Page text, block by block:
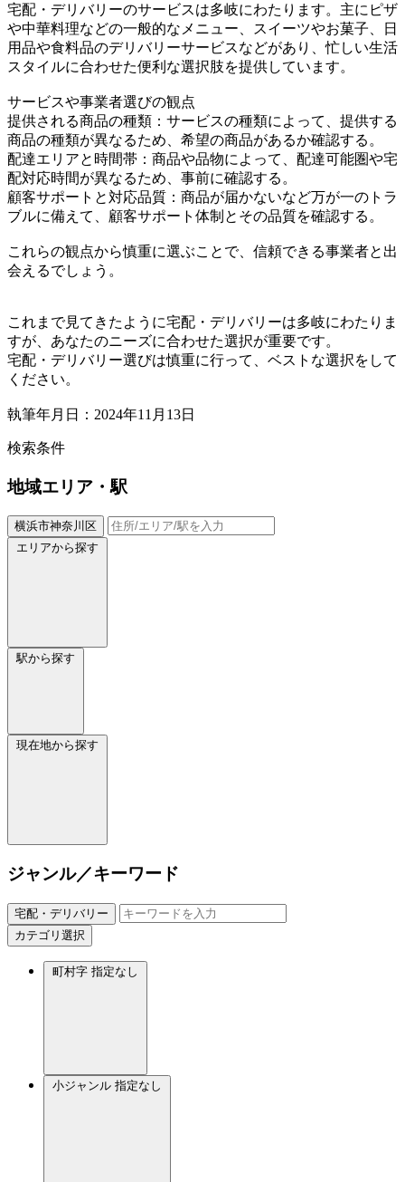
宅配・デリバリーのサービスは多岐にわたります。主にピザ
や中華料理などの一般的なメニュー、スイーツやお菓子、日
用品や食料品のデリバリーサービスなどがあり、忙しい生活
スタイルに合わせた便利な選択肢を提供しています。
サービスや事業者選びの観点
提供される商品の種類：サービスの種類によって、提供する
商品の種類が異なるため、希望の商品があるか確認する。
配達エリアと時間帯：商品や品物によって、配達可能圏や宅
配対応時間が異なるため、事前に確認する。
顧客サポートと対応品質：商品が届かないなど万が一のトラ
ブルに備えて、顧客サポート体制とその品質を確認する。
これらの観点から慎重に選ぶことで、信頼できる事業者と出
会えるでしょう。
これまで見てきたように宅配・デリバリーは多岐にわたりま
すが、あなたのニーズに合わせた選択が重要です。
宅配・デリバリー選びは慎重に行って、ベストな選択をして
ください。
執筆年月日：2024年11月13日
検索条件
地域エリア・駅
横浜市神奈川区
エリアから探す
駅から探す
現在地から探す
ジャンル／キーワード
宅配・デリバリー
カテゴリ選択
町村字 指定なし
小ジャンル 指定なし